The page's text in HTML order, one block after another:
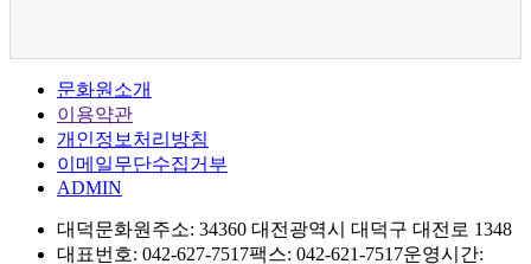
문화원소개
이용약관
개인정보처리방침
이메일무단수집거부
ADMIN
대덕문화원주소: 34360 대전광역시 대덕구 대전로 1348
대표번호: 042-627-7517팩스: 042-621-7517운영시간: